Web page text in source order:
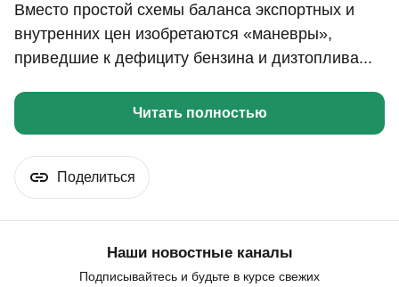
Вместо простой схемы баланса экспортных и
внутренних цен изобретаются «маневры»,
приведшие к дефициту бензина и дизтоплива...
Читать полностью
Поделиться
Наши новостные каналы
Подписывайтесь и будьте в курсе свежих